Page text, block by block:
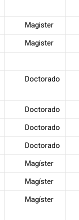
Magister
Magister
Doctorado
Doctorado
Doctorado
Doctorado
Magíster
Magíster
Magíster